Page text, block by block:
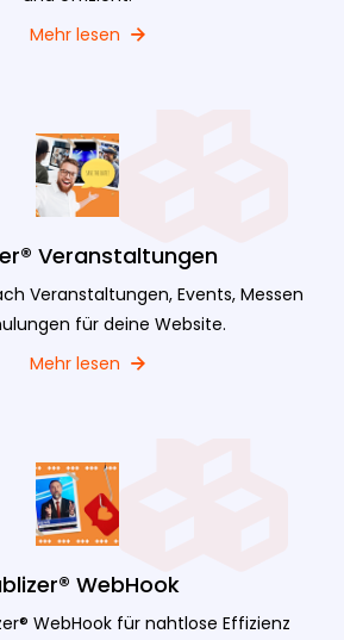
Mehr lesen
Veranstaltungen
Veranstaltungen, Events, Messen
für deine Website.
Mehr lesen
WebHook
WebHook für nahtlose Effizienz